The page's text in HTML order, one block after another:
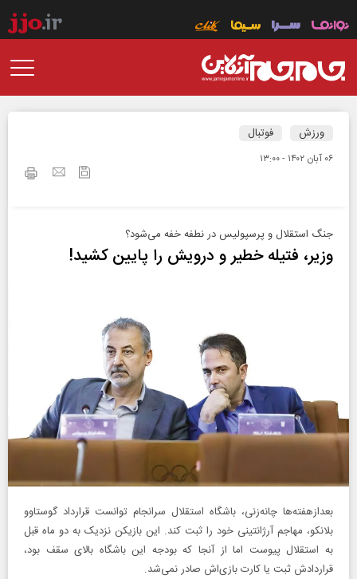
ورزش فوتبال
۰۶ آبان ۱۴۰۲ - ۱۳:۰۰
جنگ استقلال و پرسپولیس در نطفه خفه می‌شود؟
وزیر، فتیله خطیر و درویش را پایین کشید!
بعدازهفته‌ها چانه‌زنی، باشگاه استقلال سرانجام توانست قرارداد گوستاوو
بلانکو، مهاجم آرژانتینی خود را ثبت کند. این بازیکن نزدیک به دو ماه قبل
به استقلال پیوست اما از آنجا که بودجه این باشگاه بالای سقف بود،
قراردادش ثبت یا کارت بازی‌اش صادر نمی‌شد.